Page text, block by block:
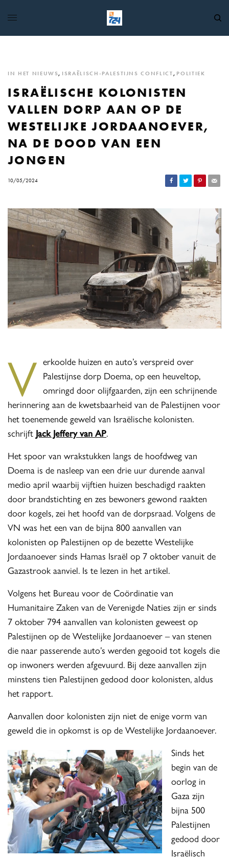
IN HET NIEUWS, ISRAËLISCH-PALESTIJNS CONFLICT , POLITIEK
ISRAËLISCHE KOLONISTEN
VALLEN DORP AAN OP DE
WESTELIJKE JORDAANOEVER,
NA DE DOOD VAN EEN
JONGEN
10/05/2024
V erkoolde huizen en auto’s verspreid over
Palestijnse dorp Doema, op een heuveltop,
omringd door olijfgaarden, zijn een schrijnende
herinnering aan de kwetsbaarheid van de Palestijnen voor
het toenemende geweld van Israëlische kolonisten.
schrijft Jack Jeffery van AP.
Het spoor van wrakstukken langs de hoofdweg van
Doema is de nasleep van een drie uur durende aanval
medio april waarbij vijftien huizen beschadigd raakten
door brandstichting en zes bewoners gewond raakten
door kogels, zei het hoofd van de dorpsraad. Volgens de
VN was het een van de bijna 800 aanvallen van
kolonisten op Palestijnen op de bezette Westelijke
Jordaanoever sinds Hamas Israël op 7 oktober vanuit de
Gazastrook aanviel. Is te lezen in het artikel.
Volgens het Bureau voor de Coördinatie van
Humanitaire Zaken van de Verenigde Naties zijn er sinds
7 oktober 794 aanvallen van kolonisten geweest op
Palestijnen op de Westelijke Jordaanoever – van stenen
die naar passerende auto’s werden gegooid tot kogels die
op inwoners werden afgevuurd. Bij deze aanvallen zijn
minstens tien Palestijnen gedood door kolonisten, aldus
het rapport.
Aanvallen door kolonisten zijn niet de enige vorm van
geweld die in opkomst is op de Westelijke Jordaanoever.
Sinds het
begin van de
oorlog in
Gaza zijn
bijna 500
Palestijnen
gedood door
Israëlisch